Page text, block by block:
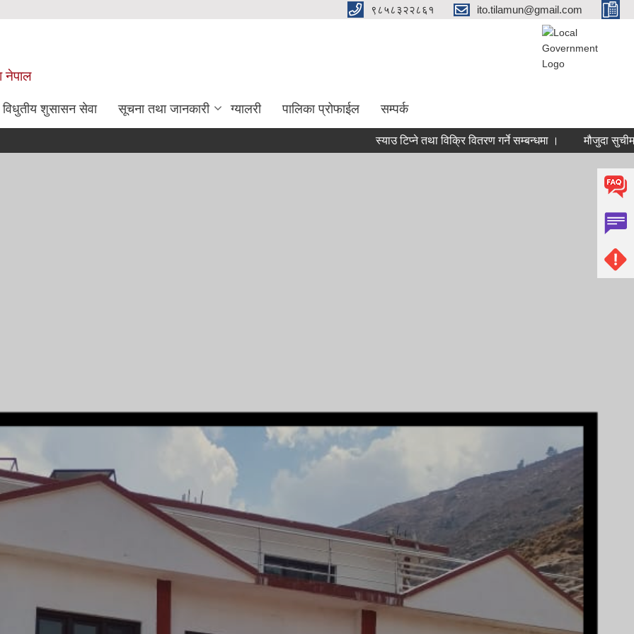
९८५८३२२८६१ ito.tilamun@gmail.com
नेपाल
विधुतीय शुसासन सेवा सूचना तथा जानकारी ग्यालरी पालिका प्रोफाईल सम्पर्क
स्याउ टिप्ने तथा विक्रि वितरण गर्ने सम्बन्धमा । मौजुदा सुचीमा दर्ता